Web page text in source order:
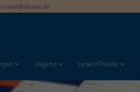
Jugend Lesen/Presse